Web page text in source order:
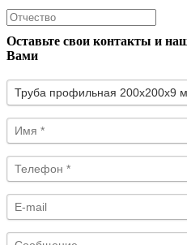
Оставьте свои контакты и
Вами